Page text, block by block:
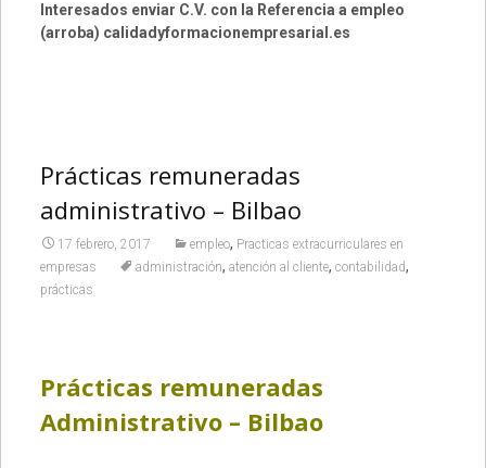
Interesados enviar C.V. con la Referencia a empleo
(arroba) calidadyformacionempresarial.es
Prácticas remuneradas
administrativo – Bilbao
17 febrero, 2017 empleo, Practicas extracurriculares en
empresas
administración, atención al cliente, contabilidad,
prácticas
Prácticas remuneradas
Administrativo – Bilbao